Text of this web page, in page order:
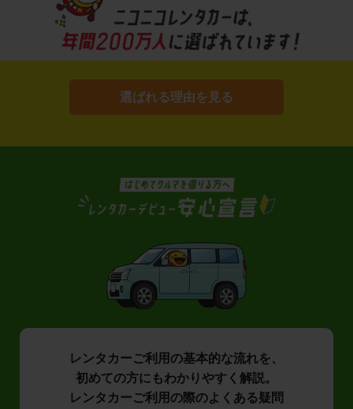
選ばれる理由を見る
レンタカーご利用の基本的な流れを、
初めての方にもわかりやすく解説。
レンタカーご利用の際のよくある疑問